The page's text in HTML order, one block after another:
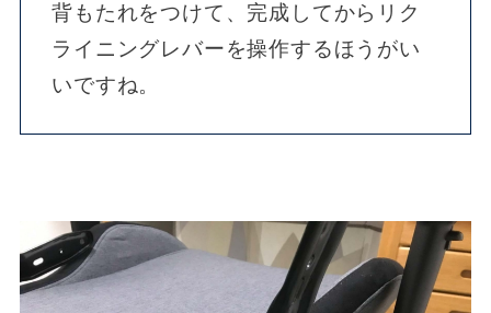
背もたれをつけて、完成してからリク
ライニングレバーを操作するほうがい
いですね。